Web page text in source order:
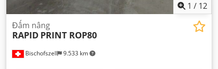
1 / 12
Bischofszell 9.533 km
Đấm nâng
RAPID PRINT ROP80